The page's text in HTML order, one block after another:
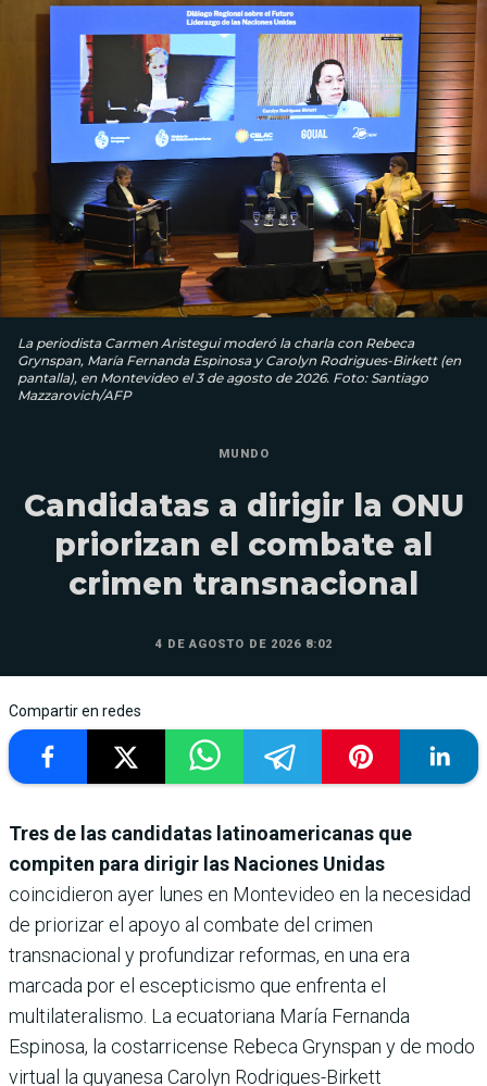
La periodista Carmen Aristegui moderó la charla con Rebeca
Grynspan, María Fernanda Espinosa y Carolyn Rodrigues-Birkett (en
pantalla), en Montevideo el 3 de agosto de 2026. Foto: Santiago
Mazzarovich/AFP
MUNDO
Candidatas a dirigir la ONU
priorizan el combate al
crimen transnacional
4 DE AGOSTO DE 2026 8:02
Compartir en redes
Tres de las candidatas latinoamericanas que
compiten para dirigir las Naciones Unidas
coincidieron ayer lunes en Montevideo en la necesidad
de priorizar el apoyo al combate del crimen
transnacional y profundizar reformas, en una era
marcada por el escepticismo que enfrenta el
multilateralismo. La ecuatoriana María Fernanda
Espinosa, la costarricense Rebeca Grynspan y de modo
virtual la guyanesa Carolyn Rodrigues-Birkett